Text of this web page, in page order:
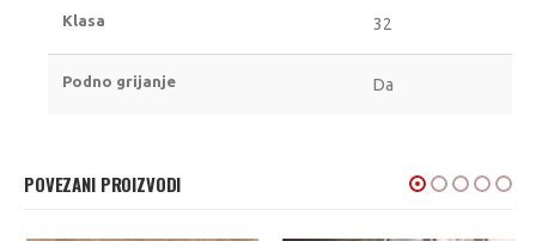
Klasa 32
Podno grijanje Da
POVEZANI PROIZVODI